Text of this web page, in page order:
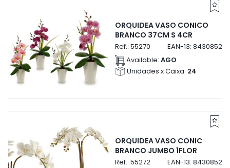
ORQUIDEA VASO CONICO
BRANCO 37CM S 4CR
Ref.: 55270 EAN-13:
Available: AGO
Unidades x Caixa: 24
ORQUIDEA VASO CONIC
BRANCO JUMBO 1FLOR
Ref.: 55272 EAN-13: